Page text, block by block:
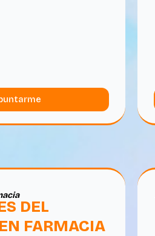
DEL
FARMACIA